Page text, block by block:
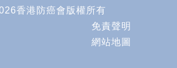
香港防癌會版權所有
免責聲明
網站地圖